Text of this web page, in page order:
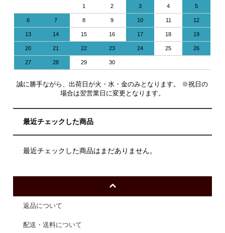
1 2 3 4 5
6 7 8 9 10 11 12
13 14 15 16 17 18 19
20 21 22 23 24 25 26
27 28 29 30
誠に勝手ながら、出荷日が火・水・金のみとなります。 ※祝日の
場合は翌営業日に変更となります。
最近チェックした商品
最近チェックした商品はまだありません。
返品について
配送・送料について